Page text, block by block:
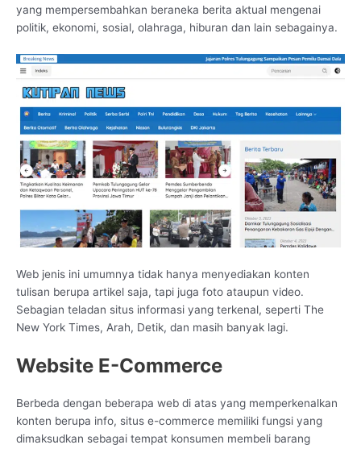
yang mempersembahkan beraneka berita aktual mengenai
politik, ekonomi, sosial, olahraga, hiburan dan lain sebagainya.
Web jenis ini umumnya tidak hanya menyediakan konten
tulisan berupa artikel saja, tapi juga foto ataupun video.
Sebagian teladan situs informasi yang terkenal, seperti The
New York Times, Arah, Detik, dan masih banyak lagi.
Website E-Commerce
Berbeda dengan beberapa web di atas yang memperkenalkan
konten berupa info, situs e-commerce memiliki fungsi yang
dimaksudkan sebagai tempat konsumen membeli barang